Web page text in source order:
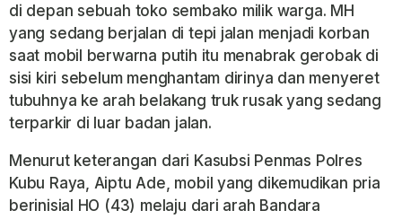
di depan sebuah toko sembako milik warga. MH
yang sedang berjalan di tepi jalan menjadi korban
saat mobil berwarna putih itu menabrak gerobak di
sisi kiri sebelum menghantam dirinya dan menyeret
tubuhnya ke arah belakang truk rusak yang sedang
terparkir di luar badan jalan.
Menurut keterangan dari Kasubsi Penmas Polres
Kubu Raya, Aiptu Ade, mobil yang dikemudikan pria
berinisial HO (43) melaju dari arah Bandara